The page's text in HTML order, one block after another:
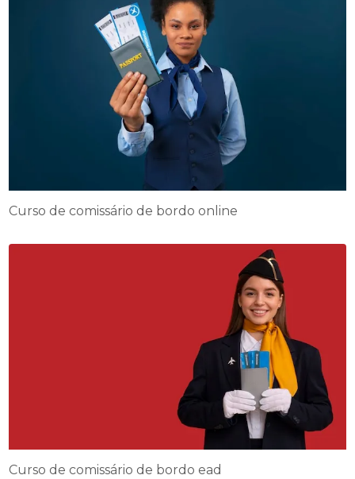
Curso de comissário de bordo online
Curso de comissário de bordo ead